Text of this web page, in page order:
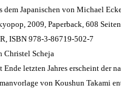
dem Japanischen von Michael
2009, Paperback, 608
ISBN 978-3-86719-502-7
Christel Scheja
Ende letzten Jahres erscheint der
von Koushun Takami